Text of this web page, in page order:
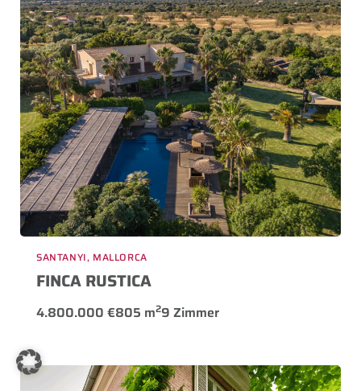
SANTANYI, MALLORCA
FINCA RUSTICA
4.800.000 €805 m29 Zimmer